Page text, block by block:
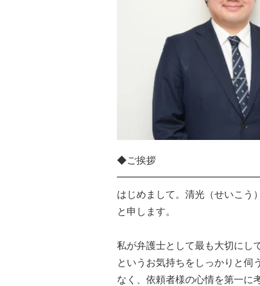
◆ご挨拶
はじめまして。清光（せいこう
と申します。
私が弁護士として最も大切にし
というお気持ちをしっかりと伺
なく、依頼者様の心情を第一に